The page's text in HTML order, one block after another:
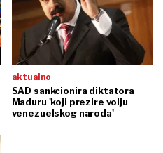
aktualno
SAD sankcionira diktatora
Maduru 'koji prezire volju
venezuelskog naroda'